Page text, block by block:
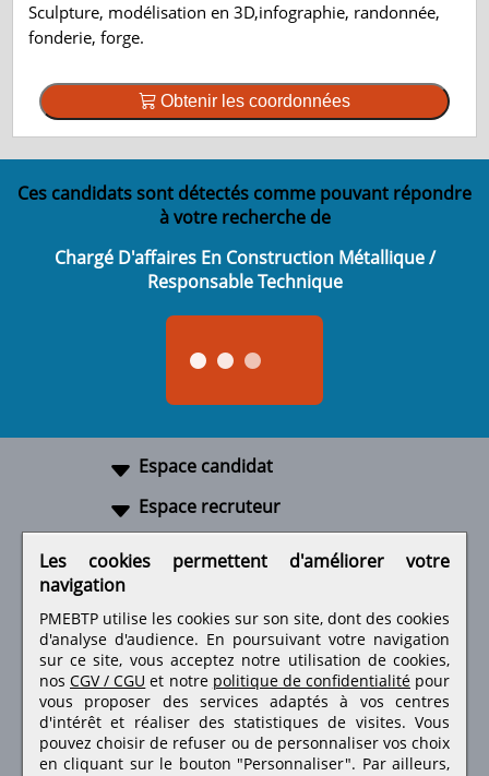
Sculpture, modélisation en 3D,infographie, randonnée,
fonderie, forge.
Obtenir les coordonnées
Ces candidats sont détectés comme pouvant répondre
à votre recherche de
Chargé D'affaires En Construction Métallique /
Responsable Technique
Espace candidat
Espace recruteur
Retrouvez-nous sur les réseaux sociaux
Les cookies permettent d'améliorer votre
navigation
PMEBTP utilise les cookies sur son site, dont des cookies
d'analyse d'audience. En poursuivant votre navigation
sur ce site, vous acceptez notre utilisation de cookies,
nos CGV / CGU et notre politique de confidentialité pour
vous proposer des services adaptés à vos centres
d'intérêt et réaliser des statistiques de visites.Vous
pouvez choisir de refuser ou de personnaliser vos choix
en cliquant sur le bouton "Personnaliser". Par ailleurs,